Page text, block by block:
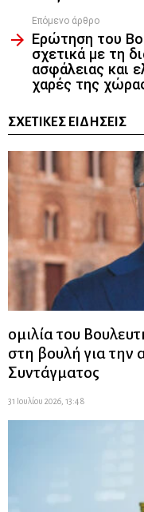
Επόμενο άρθρο
Ερώτηση του
σχετικά με τη
ασφάλειας και
χαρές της
ΣΧΕΤΙΚΈΣ ΕΙΔΉΣΕΙΣ
ομιλία του
στη βουλή για
Συντάγματος
31 Ιουλίου 2026, 13:48